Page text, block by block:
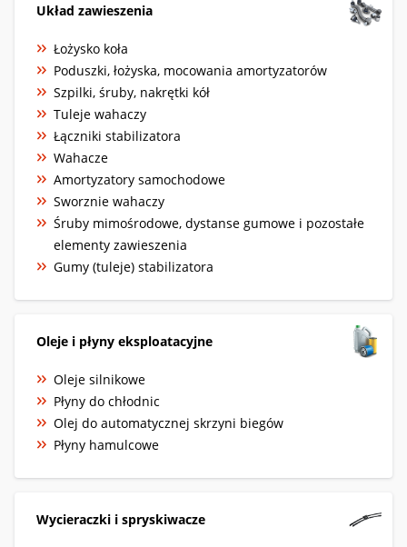
Układ zawieszenia
Łożysko koła
Poduszki, łożyska, mocowania amortyzatorów
Szpilki, śruby, nakrętki kół
Tuleje wahaczy
Łączniki stabilizatora
Wahacze
Amortyzatory samochodowe
Sworznie wahaczy
Śruby mimośrodowe, dystanse gumowe i pozostałe
elementy zawieszenia
Gumy (tuleje) stabilizatora
Oleje i płyny eksploatacyjne
Oleje silnikowe
Płyny do chłodnic
Olej do automatycznej skrzyni biegów
Płyny hamulcowe
Wycieraczki i spryskiwacze